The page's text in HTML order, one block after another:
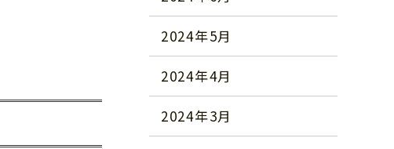
2024年5月
2024年4月
2024年3月